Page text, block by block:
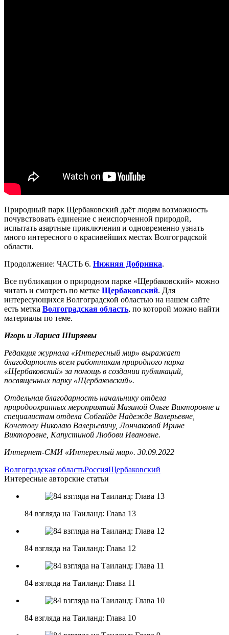
Природный парк Щербаковский даёт людям возможность
почувствовать единение с неиспорченной природой,
испытать азартные приключения и одновременно узнать
много интересного о красивейших местах Волгоградской
области.
Продолжение: ЧАСТЬ 6. Нижняя Добринка.
Все публикации о природном парке «Щербаковский» можно
читать и смотреть по метке Щербаковский. Для
интересующихся Волгоградской областью на нашем сайте
есть метка Волгоградская область, по которой можно найти
материалы по теме.
Игорь и Лариса Ширяевы
Редакция журнала «Интересный мир» выражает
благодарность всем работникам природного парка
«Щербаковский» за помощь в создании публикаций,
посвященных парку «Щербаковский».
Отдельная благодарность начальнику отдела
природоохранных мероприятий Мазиной Ольге Викторовне и
специалистам отдела Собгайде Надежде Валерьевне,
Кочетову Николаю Валерьевичу, Лончаковой Ирине
Викторовне, Капустиной Любови Ивановне.
Интернет-СМИ «Интересный мир». 30.09.2022
Волгоградская областьРоссияЩербаковский
Интересные авторские статьи
84 взгляда на Таиланд: Глава 13
84 взгляда на Таиланд: Глава 12
84 взгляда на Таиланд: Глава 11
84 взгляда на Таиланд: Глава 10